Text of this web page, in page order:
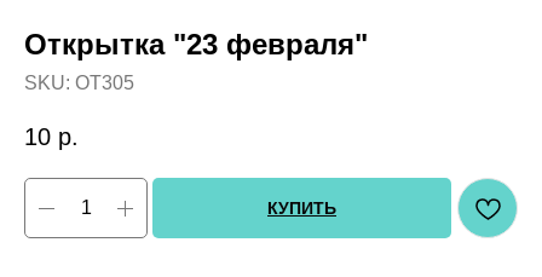
Открытка "23 февраля"
SKU: OT305
10 р.
КУПИТЬ